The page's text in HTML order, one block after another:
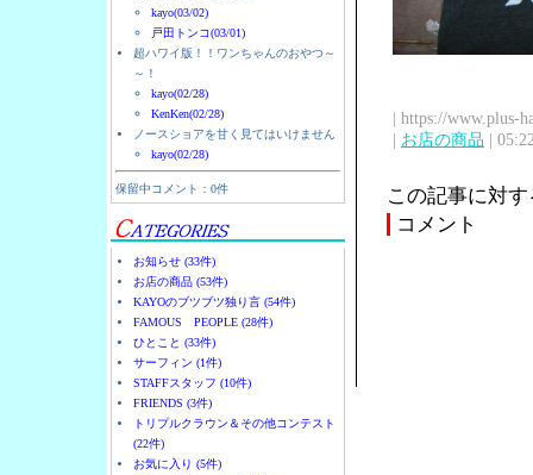
kayo(03/02)
戸田トンコ(03/01)
超ハワイ版！！ワンちゃんのおやつ～
～！
kayo(02/28)
KenKen(02/28)
ノースショアを甘く見てはいけません
kayo(02/28)
保留中コメント：0件
お知らせ (33件)
お店の商品 (53件)
KAYOのブツブツ独り言 (54件)
FAMOUS PEOPLE (28件)
ひとこと (33件)
サーフィン (1件)
STAFFスタッフ (10件)
FRIENDS (3件)
トリプルクラウン＆その他コンテスト
(22件)
お気に入り (5件)
| https://www.plus-
| お店の商品 |
この記事に対
コメント